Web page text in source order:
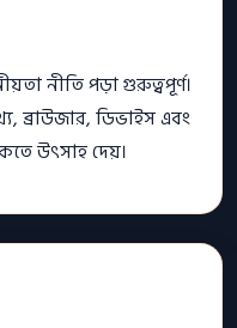
নীতি পড়া গুরুত্বপূর্ণ।
ব্রাউজার, ডিভাইস এবং
উৎসাহ দেয়।